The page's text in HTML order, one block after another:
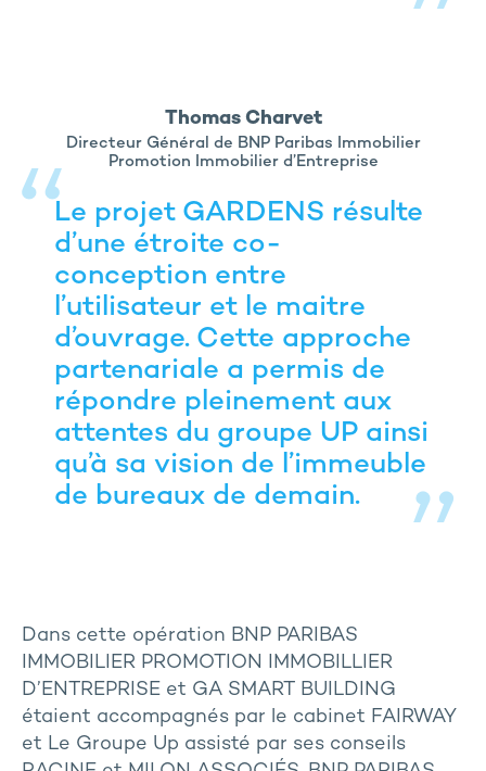
Thomas Charvet
Directeur Général de BNP Paribas Immobilier
Promotion Immobilier d’Entreprise
Le projet GARDENS résulte
d’une étroite co-
conception entre
l’utilisateur et le maitre
d’ouvrage. Cette approche
partenariale a permis de
répondre pleinement aux
attentes du groupe UP ainsi
qu’à sa vision de l’immeuble
de bureaux de demain.
Dans cette opération BNP PARIBAS
IMMOBILIER PROMOTION IMMOBILLIER
D’ENTREPRISE et GA SMART BUILDING
étaient accompagnés par le cabinet FAIRWAY
et Le Groupe Up assisté par ses conseils